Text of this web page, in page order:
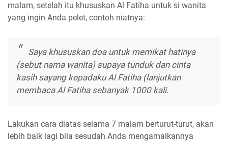
malam, setelah itu khususkan Al Fatiha untuk si wanita
yang ingin Anda pelet, contoh niatnya:
Saya khususkan doa untuk memikat hatinya
(sebut nama wanita) supaya tunduk dan cinta
kasih sayang kepadaku Al Fatiha (lanjutkan
membaca Al Fatiha sebanyak 1000 kali.
Lakukan cara diatas selama 7 malam berturut-turut, akan
lebih baik lagi bila sesudah Anda mengamalkannya